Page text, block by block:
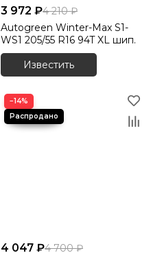
3 972 ₽4 210 ₽
Autogreen Winter-Max S1-
WS1 205/55 R16 94T XL шип.
Известить
−14%
4 047 ₽4 700 ₽